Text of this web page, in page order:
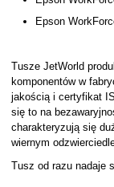
Epson
Tusze JetWorld
komponentów w
jakością i certyfikat
się to na
charakteryzują się
wiernym
Tusz od razu nadaje